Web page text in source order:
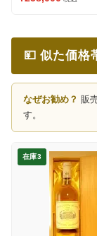
💴 似た価格
なぜお勧め？ 販
す。
在庫3